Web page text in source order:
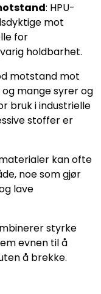
: HPU-
mot
for
holdbarhet.
motstand mot
mange syrer og
bruk i industrielle
stoffer er
kan ofte
noe som gjør
lave
styrke
evnen til å
å brekke.